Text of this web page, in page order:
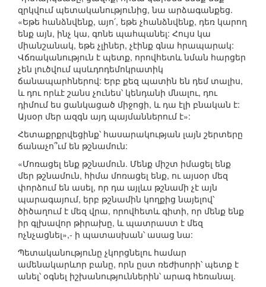
զրկվում պետականությունից, նա արձագանքեց.
«Եթե հանձնվենք, այո՛, եթե չհանձնվենք, դեռ կարող
ենք այն, ինչ կա, գոնե պահպանել: Հույս կա
միանշանակ, եթե չլիներ, չէինք գնա հրապարակ:
Վճռականություն է պետք, որովհետև նման հարցեր
չեն լուծվում պսևդոդեմոկրատիկ
ճանապարհներով: Երբ քեզ պատին են դեմ տալիս,
և դու որևէ շանս չունես՝ կենդանի մնալու, դու
դիմում ես ցանկացած միջոցի, և դա էլի բնական է:
Այսօր մեր ազգն այդ պայմաններում է»:
Հետաքրքրվեցինք՝ հասարակության լայն շերտերը
ճանաչո՞ւմ են թշնամուն:
«Մոռացել ենք թշնամուն. Մենք միշտ իմացել ենք
մեր թշնամուն, հիմա մոռացել ենք, ու այսօր մեզ
փորձում են ասել, որ դա այլևս թշնամի չէ այն
պարագայում, երբ թշնամին կողքից նայելով՝
ծիծաղում է մեզ վրա, որովհետև գիտի, որ մենք ենք
իր գլխավոր թիրախը, և պատրաստ է մեզ
ոչնչացնել»,- ի պատասխան՝ ասաց նա:
Պետականությունը չկորցնելու համար
ամենակարևոր բանը, որն ըստ ռեժիսորի՝ պետք է
անել՝ օգնել իշխանություններին՝ արագ հեռանալ.